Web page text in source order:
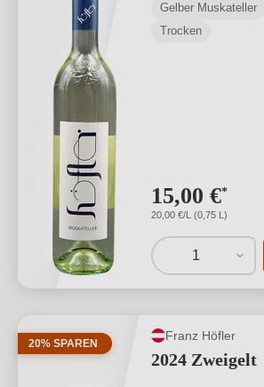
Gelber Muskateller
Trocken
15,00 €*
20,00 €/L (0,75 L)
1
20% SPAREN
Franz Höfler
2024 Zweigelt